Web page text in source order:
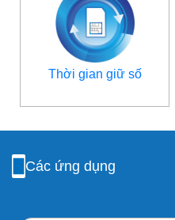
Thời gian giữ số
Các ứng dụng